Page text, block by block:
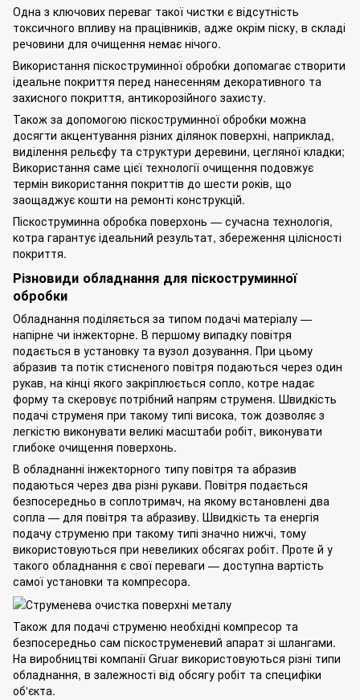
Одна з ключових переваг такої чистки є відсутність
токсичного впливу на працівників, адже окрім піску, в складі
речовини для очищення немає нічого.
Використання піскоструминної обробки допомагає створити
ідеальне покриття перед нанесенням декоративного та
захисного покриття, антикорозійного захисту.
Також за допомогою піскоструминної обробки можна
досягти акцентування різних ділянок поверхні, наприклад,
виділення рельєфу та структури деревини, цегляної кладки;
Використання саме цієї технології очищення подовжує
термін використання покриттів до шести років, що
заощаджує кошти на ремонті конструкцій.
Піскоструминна обробка поверхонь — сучасна технологія,
котра гарантує ідеальний результат, збереження цілісності
покриття.
Різновиди обладнання для піскоструминної
обробки
Обладнання поділяється за типом подачі матеріалу —
напірне чи інжекторне. В першому випадку повітря
подається в установку та вузол дозування. При цьому
абразив та потік стисненого повітря подаються через один
рукав, на кінці якого закріплюється сопло, котре надає
форму та скеровує потрібний напрям струменя. Швидкість
подачі струменя при такому типі висока, тож дозволяє з
легкістю виконувати великі масштаби робіт, виконувати
глибоке очищення поверхонь.
В обладнанні інжекторного типу повітря та абразив
подаються через два різні рукави. Повітря подається
безпосередньо в соплотримач, на якому встановлені два
сопла — для повітря та абразиву. Швидкість та енергія
подачу струменю при такому типі значно нижчі, тому
використовуються при невеликих обсягах робіт. Проте й у
такого обладнання є свої переваги — доступна вартість
самої установки та компресора.
Також для подачі струменю необхідні компресор та
безпосередньо сам піскоструменевий апарат зі шлангами.
На виробництві компанії Gruar використовуються різні типи
обладнання, в залежності від обсягу робіт та специфіки
об'єкта.